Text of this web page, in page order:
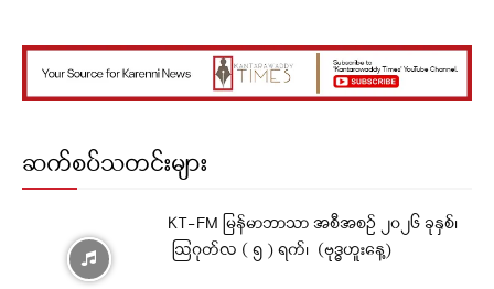
ဆက်စပ်သတင်းများ
KT-FM မြန်မာဘာသာ အစီအစဉ် ၂၀၂၆ ခုနှစ်၊
ဩဂုတ်လ ( ၅ ) ရက်၊ (ဗုဒ္ဓဟူးနေ့)